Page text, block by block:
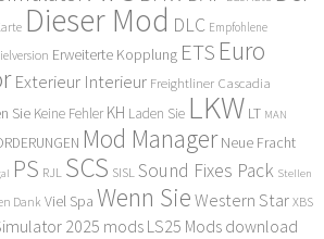
Dieser Mod DLC Empfohlene
Erweiterte Kopplung ETS Euro
Exterieur Interieur Freightliner Cascadia
Sie Keine Fehler KH Laden Sie LKW LT MAN
Mod Manager Neue Fracht
PS RJL SCS SISLSound Fixes Pack Stellen
Dank Viel Spa Wenn Sie Western Star XBS
2025 mods LS25 Mods download